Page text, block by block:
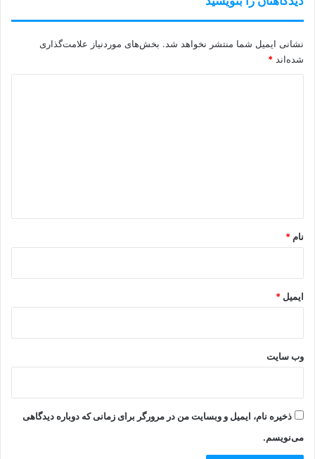
نشانی ایمیل شما منتشر نخواهد شد. بخش‌های موردنیاز علامت‌گذاری
شده‌اند *
نام *
ایمیل *
وب‌ سایت
ذخیره نام، ایمیل و وبسایت من در مرورگر برای زمانی که دوباره دیدگاهی
می‌نویسم.